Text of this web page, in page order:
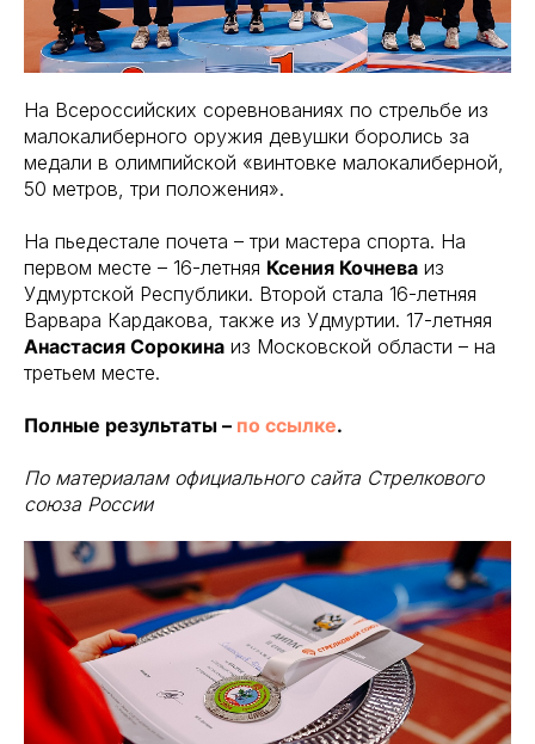
На Всероссийских соревнованиях по стрельбе из
малокалиберного оружия девушки боролись за
медали в олимпийской «винтовке малокалиберной,
50 метров, три положения».
На пьедестале почета – три мастера спорта. На
первом месте – 16-летняя Ксения Кочнева из
Удмуртской Республики. Второй стала 16-летняя
Варвара Кардакова, также из Удмуртии. 17-летняя
Анастасия Сорокина из Московской области – на
третьем месте.
Полные результаты – по ссылке.
По материалам официального сайта Стрелкового
союза России